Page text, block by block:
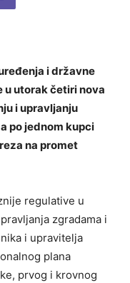
i državne
u utorak četiri nova
i upravljanju
po jednom kupci
na promet
regulative u
zgradama i
i upravitelja
plana
prvog i krovnog